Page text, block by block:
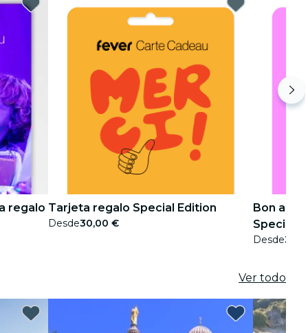
regalo Tarjeta regalo Special Edition
Desde30,00 €
Bon
Special
Desde
Ver todo